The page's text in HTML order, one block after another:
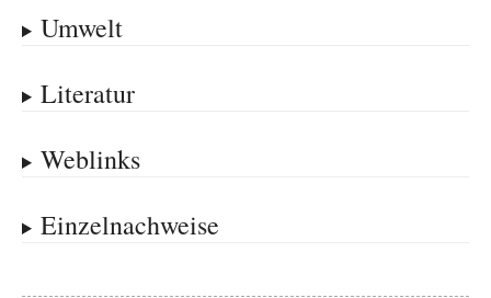
Umwelt
Literatur
Weblinks
Einzelnachweise